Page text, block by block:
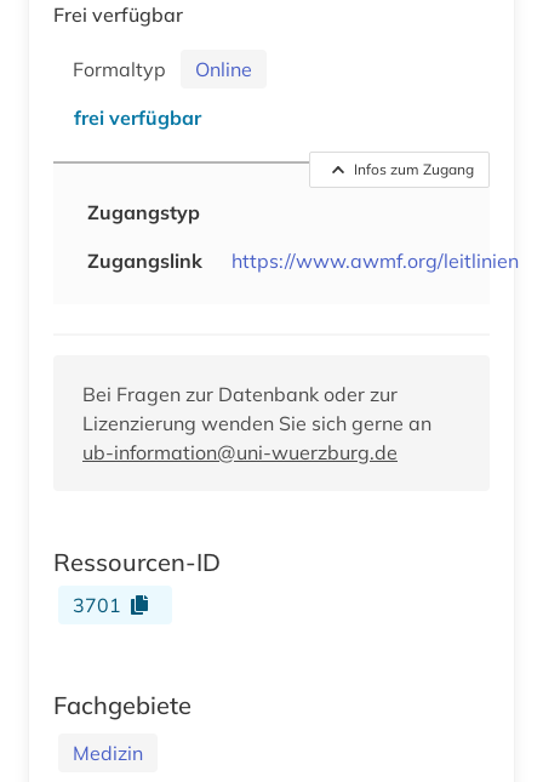
Frei verfügbar
Formaltyp
Online
frei verfügbar
Infos zum Zugang
Zugangstyp
Zugangslink
https://www.awmf.org/leitlinien
Bei Fragen zur Datenbank oder zur
Lizenzierung wenden Sie sich gerne an
ub-information@uni-wuerzburg.de
Ressourcen-ID
3701
Fachgebiete
Medizin